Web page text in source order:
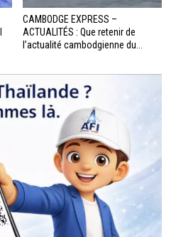
CAMBODGE EXPRESS –
ACTUALITÉS : Que retenir de
l’actualité cambodgienne du...